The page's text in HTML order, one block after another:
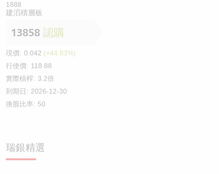
1888
建滔積層板
13858 認購
現價: 0.042 (+44.83%)
行使價: 118.88
實際槓桿: 3.2倍
到期日: 2026-12-30
換股比率: 50
瑞銀精選